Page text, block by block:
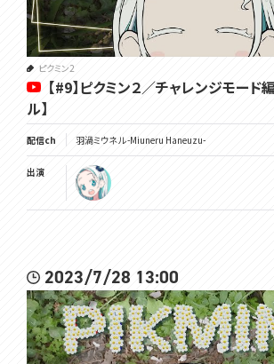
ピクミン2
【#9】ピクミン２／チャレンジモード
ル】
配信ch 羽渦ミウネル -Miuneru Haneuzu-
出演
2023/7/28 13:00